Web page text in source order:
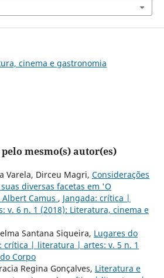
cinema e gastronomia
mesmo(s) autor(es)
Varela, Dirceu Magri, Considerações
diversas facetas em 'O
Camus , Jangada: crítica |
v. 6 n. 1 (2018): Literatura, cinema e
Santana Siqueira, Lugares do
crítica | literatura | artes: v. 5 n. 1
Corpo
Regina Gonçalves, Literatura e